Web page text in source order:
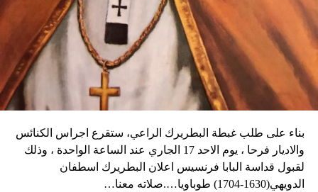
نداء الوطن
وحاولت مجموعة من أفراد العصابات المدججين بالسلاح، يوم
الإثنين، السيطرة على مطار توسان لوفرتور الدولي، الأكبر في
البلاد، وتبادلوا إطلاق النار مع الشرطة والجنود، مما أدى إلى
إلغاء جميع الرحلات الداخلية والدولية.
ووفقا لمكتب الهجرة التابع للأمم المتحدة، فر ما لا يقل عن 15
ألف شخص من منازلهم منذ عطلة نهاية الأسبوع بسبب أعمال
العنف.
بناء على طلب غبطة البطريرك الراعي، ستقرع اجراس الكنائس
والاديار فرحا ، يوم الاحد 17 الجاري عند الساعة الواحدة ، وذلك
لقبول قداسة البابا فرنسيس اعلان البطريرك اسطفان
الدويهي(1630-1704) طوباويا….صلاته معنا…
مَن هو البطريرك اسطفان الدويهي السائر بخطى ثابتة على درب
القداسة؟
بتوقيع البطريرك الماروني الكاردينال مار بشارة بطرس الراعي
على الملف الملحق لدعوى تطويب #البطريرك اسطفان الدويهي،
لرفعه الى مجمع القديسي في روما للاطلاع عليه، تكون كل
المعطيات الطبية والعلمية قد وضعت بتصرف المجمع حول